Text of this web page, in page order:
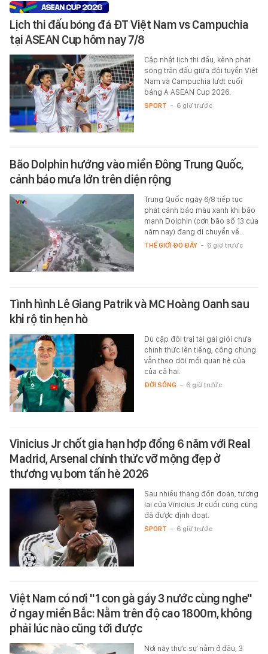
Lịch thi đấu bóng đá ĐT Việt Nam vs Campuchia
tại ASEAN Cup hôm nay 7/8
Cập nhật lịch thi đấu, kênh phát
sóng trận đấu giữa đội tuyển Việt
Nam và Campuchia lượt cuối
bảng A ASEAN Cup 2026.
SPORT - 6 giờ trước
Bão Dolphin hướng vào miền Đông Trung Quốc,
cảnh báo mưa lớn trên diện rộng
Trung Quốc ngày 6/8 tiếp tục
phát cảnh báo màu xanh khi bão
mạnh Dolphin (cơn bão số 13 của
năm nay) đang di chuyển về…
THẾ GIỚI ĐÓ ĐÂY - 6 giờ trước
Tình hình Lê Giang Patrik và MC Hoàng Oanh sau
khi rộ tin hẹn hò
Dù cặp đôi trai tài gái giỏi chưa
chính thức lên tiếng, công chúng
vẫn theo dõi mối quan hệ của
của cả hai.
ĐỜI SỐNG - 6 giờ trước
Vinicius Jr chốt gia hạn hợp đồng 6 năm với Real
Madrid, Arsenal chính thức vỡ mộng đẹp ở
thương vụ bom tấn hè 2026
Sau nhiều tháng đồn đoán, tương
lai của Vinicius Jr cuối cùng cũng
đã được định đoạt.
SPORT - 6 giờ trước
Việt Nam có nơi "1 con gà gáy 3 nước cùng nghe"
ở ngay miền Bắc: Nằm trên độ cao 1800m, không
phải lúc nào cũng tới được
Nơi này thực sự nằm ở đâu, 3